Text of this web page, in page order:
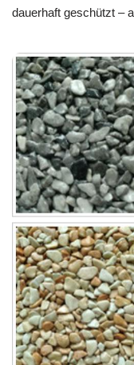
dauerhaft geschützt –